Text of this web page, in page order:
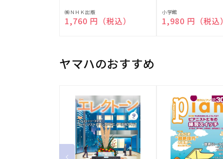
販
売
㈱ＮＨＫ出版
通常価格
1,760 円（税込）
販
売
小学館
通常価格
1,980 円（税込）
ヤマハのおすすめ